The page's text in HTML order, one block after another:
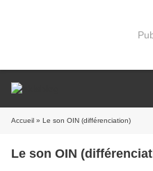
Accueil » Le son OIN (différenciation)
Le son OIN